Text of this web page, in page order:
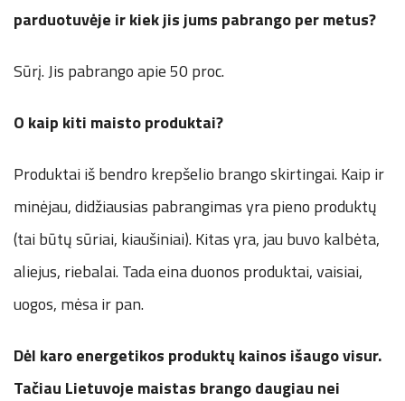
parduotuvėje ir kiek jis jums pabrango per metus?
Sūrį. Jis pabrango apie 50 proc.
O kaip kiti maisto produktai?
Produktai iš bendro krepšelio brango skirtingai. Kaip ir
minėjau, didžiausias pabrangimas yra pieno produktų
(tai būtų sūriai, kiaušiniai). Kitas yra, jau buvo kalbėta,
aliejus, riebalai. Tada eina duonos produktai, vaisiai,
uogos, mėsa ir pan.
Dėl karo energetikos produktų kainos išaugo visur.
Tačiau Lietuvoje maistas brango daugiau nei